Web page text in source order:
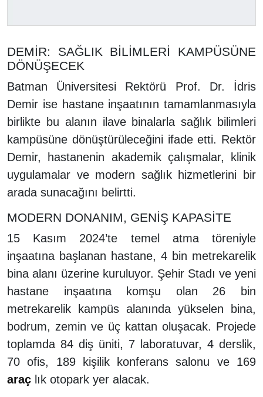
DEMİR: SAĞLIK BİLİMLERİ KAMPÜSÜNE
DÖNÜŞECEK
Batman Üniversitesi Rektörü Prof. Dr. İdris
Demir ise hastane inşaatının tamamlanmasıyla
birlikte bu alanın ilave binalarla sağlık bilimleri
kampüsüne dönüştürüleceğini ifade etti. Rektör
Demir, hastanenin akademik çalışmalar, klinik
uygulamalar ve modern sağlık hizmetlerini bir
arada sunacağını belirtti.
MODERN DONANIM, GENİŞ KAPASİTE
15 Kasım 2024’te temel atma töreniyle
inşaatına başlanan hastane, 4 bin metrekarelik
bina alanı üzerine kuruluyor. Şehir Stadı ve yeni
hastane inşaatına komşu olan 26 bin
metrekarelik kampüs alanında yükselen bina,
bodrum, zemin ve üç kattan oluşacak. Projede
toplamda 84 diş üniti, 7 laboratuvar, 4 derslik,
70 ofis, 189 kişilik konferans salonu ve 169
araç lık otopark yer alacak.